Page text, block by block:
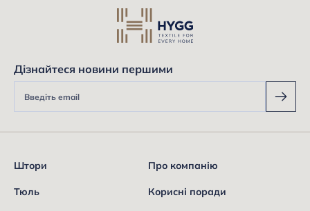
Дізнайтеся новини першими
Штори
Тюль
Про компанію
Корисні поради